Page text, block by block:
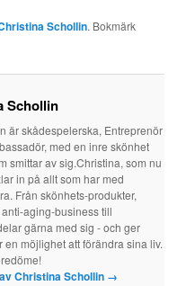
Schollin. Bokmärk
Schollin
är skådespelerska, Entreprenör
med en inre skönhet
smittar av sig.Christina, som nu
in på allt som har med
Från skönhets-produkter,
aging-business till
gärna med sig - och ger
en möjlighet att förändra sina liv.
Christina Schollin →